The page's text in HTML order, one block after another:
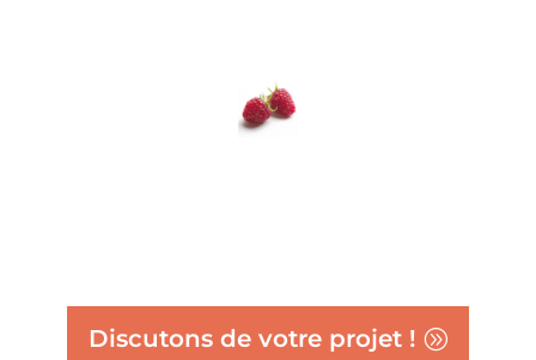
Discutons de votre projet !